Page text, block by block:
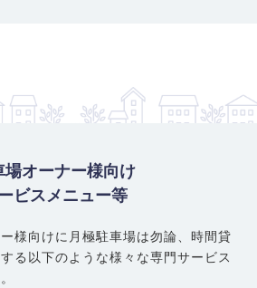
場オーナー様向け
ビスメニュー等
様向けに月極駐車場は勿論、 時間貸
る以下のような様々な専門サービス